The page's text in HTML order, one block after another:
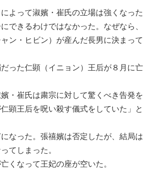
よって淑嬪・崔氏の立場は強くなった
できるわけではなかった。なぜなら、
ン・ヒビン）が産んだ長男に決まって
った仁顕（イニョン）王后が８月に亡
・崔氏は粛宗に対して驚くべき告発を
顕王后を呪い殺す儀式をしていた」と
なった。張禧嬪は否定したが、結局は
てしまった。
くなって王妃の座が空いた。